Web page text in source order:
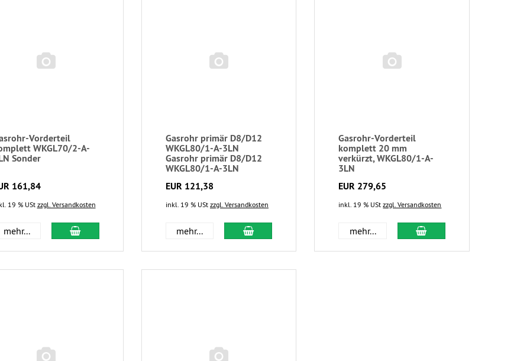
Vorderteil
WKGL70/2-A-
Sonder
161,84
19 % USt zzgl. Versandkosten
mehr...
Gasrohr primär D8/D12
WKGL80/1-A-3LN
Gasrohr primär D8/D12
WKGL80/1-A-3LN
EUR 121,38
inkl. 19 % USt zzgl. Versandkosten
mehr...
Gasrohr-Vorderteil
komplett 20 mm
verkürzt, WKGL80/1-A-
3LN
EUR 279,65
inkl. 19 % UStzzgl. Versandkosten
mehr...